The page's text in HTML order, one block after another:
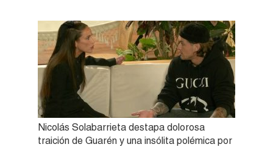
Nicolás Solabarrieta destapa dolorosa
traición de Guarén y una insólita polémica por